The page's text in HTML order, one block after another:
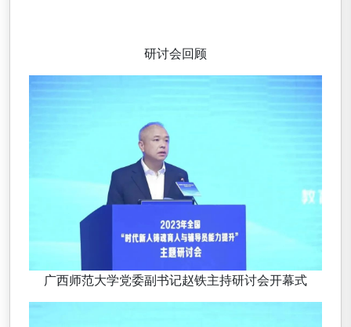
研讨会回顾
广西师范大学党委副书记赵铁主持研讨会开幕式